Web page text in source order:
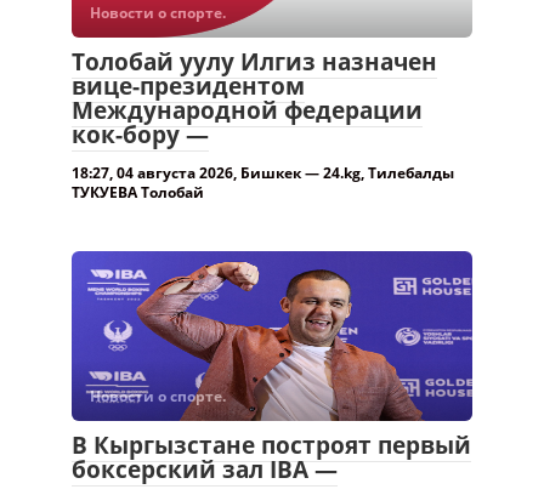
Новости о спорте.
Толобай уулу Илгиз назначен
вице-президентом
Международной федерации
кок-бору —
18:27, 04 августа 2026, Бишкек — 24.kg, Тилебалды
ТУКУЕВА Толобай
Новости о спорте.
В Кыргызстане построят первый
боксерский зал IBA —